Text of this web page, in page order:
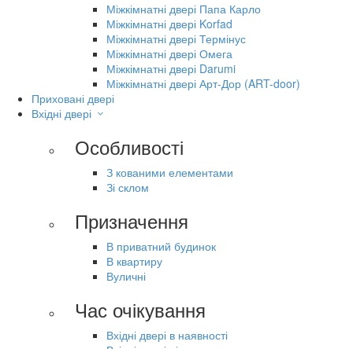
Міжкімнатні двері Папа Карло
Міжкімнатні двері Korfad
Міжкімнатні двері Термінус
Міжкімнатні двері Омега
Міжкімнатні двері Darumi
Міжкімнатні двері Арт-Дор (ART-door)
Приховані двері
Вхідні двері
Особливості
З кованими елементами
Зі склом
Призначення
В приватний будинок
В квартиру
Вуличні
Час очікування
Вхідні двері в наявності